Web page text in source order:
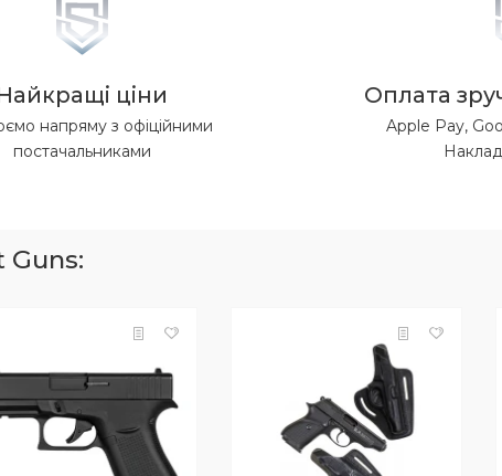
ціни
напряму з офіційними
постачальниками
Оплата
Apple Pay,
Guns: